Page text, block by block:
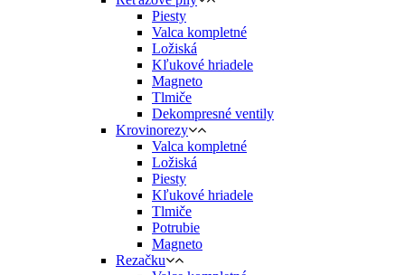
Piesty
Valca kompletné
Ložiská
Kľukové hriadele
Magneto
Tlmiče
Dekompresné ventily
Krovinorezy
Valca kompletné
Ložiská
Piesty
Kľukové hriadele
Tlmiče
Potrubie
Magneto
Rezačku